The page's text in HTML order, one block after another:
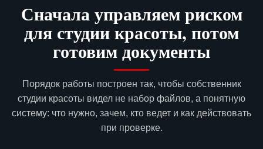
Сначала управляем риском
для студии красоты, потом
готовим документы
Порядок работы построен так, чтобы собственник
студии красоты видел не набор файлов, а понятную
систему: что нужно, зачем, кто ведет и как действовать
при проверке.